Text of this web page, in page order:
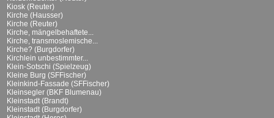
Kiosk (Reuter)
Kirche (Hausser)
Kirche (Reuter)
Kirche, mängelbehaftete...
Kirche, transmoslemische...
Kirche? (Burgdorfer)
Kirchlein unbestimmter...
Klein-Sotschi (Spielzeug)
Kleine Burg (SFFischer)
Kleinkind-Fassade (SFFischer)
Kleinsegler (BKF Blumenau)
Kleinstadt (Brandt)
Kleinstadt (Burgdorfer)